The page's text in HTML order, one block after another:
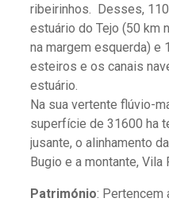
ribeirinhos. Desses,
estuário do Tejo (50 km
na margem esquerda) e
esteiros e os canais
estuário.
Na sua vertente flúvio-
superfície de 31600 ha
jusante, o alinhamento
Bugio e a montante, Vila
Património: Pertencem